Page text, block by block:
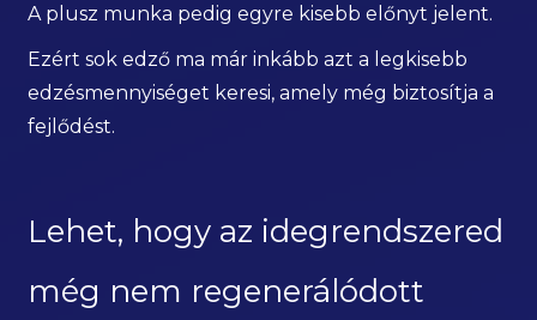
A plusz munka pedig egyre kisebb előnyt jelent.
Ezért sok edző ma már inkább azt a legkisebb
edzésmennyiséget keresi, amely még biztosítja a
fejlődést.
Lehet, hogy az idegrendszered
még nem regenerálódott